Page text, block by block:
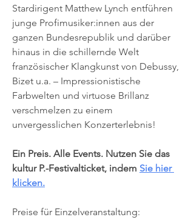
Stardirigent Matthew Lynch entführen
junge Profimusiker:innen aus der
ganzen Bundesrepublik und darüber
hinaus in die schillernde Welt
französischer Klangkunst von Debussy,
Bizet u.a. – Impressionistische
Farbwelten und virtuose Brillanz
verschmelzen zu einem
unvergesslichen Konzerterlebnis!
Ein Preis. Alle Events. Nutzen Sie das
kultur P.-Festivalticket, indem Sie hier
klicken.
Preise für Einzelveranstaltung: